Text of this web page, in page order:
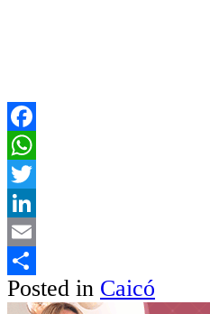
Facebook
WhatsApp
Twitter
LinkedIn
Email
Share
Posted in Caicó